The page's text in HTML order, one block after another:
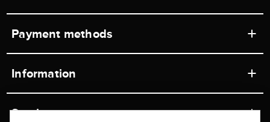
Payment methods
Information
Service